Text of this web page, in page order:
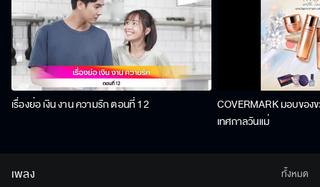
เรื่องย่อ เงิน งาน ความรัก ตอนที่ 12
COVERMARK มอบขอ
เทศกาลวันแม่
เพลง ทั้งหมด